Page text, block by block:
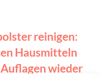
reinigen:
Hausmitteln
wieder